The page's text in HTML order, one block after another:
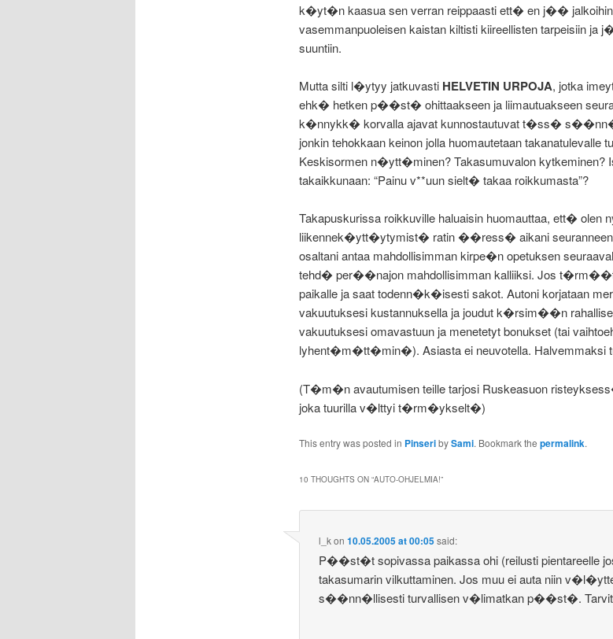
k�yt�n kaasua sen verran reippaasti ett� en j��
vasemmanpuoleisen kaistan kiltisti kiireellisten tarpeisiin ja
suuntiin.
Mutta silti l�ytyy jatkuvasti HELVETIN URPOJA, jotka
ehk� hetken p��st� ohittaakseen ja liimautuakseen
k�nnykk� korvalla ajavat kunnostautuvat t�ss�
jonkin tehokkaan keinon jolla huomautetaan
Keskisormen n�ytt�minen? Takasumuvalon kytkeminen?
takaikkunaan: “Painu v**uun sielt� takaa roikkumasta”?
Takapuskurissa roikkuville haluaisin huomauttaa, ett� olen
liikennek�ytt�ytymist� ratin ��ress� aikani
osaltani antaa mahdollisimman kirpe�n opetuksen
tehd� per��najon mahdollisimman kalliiksi. Jos t�rm��t
paikalle ja saat todenn�k�isesti sakot. Autoni korjataan
vakuutuksesi kustannuksella ja joudut k�rsim��n
vakuutuksesi omavastuun ja menetetyt bonukset (tai
lyhent�m�tt�min�). Asiasta ei neuvotella. Halvemmaksi
(T�m�n avautumisen teille tarjosi Ruskeasuon
joka tuurilla v�lttyi t�rm�ykselt�)
This entry was posted in PinseribySami. Bookmark the permalink.
10 THOUGHTS ON “AUTO-OHJELMIA!”
l_kon10.05.2005 at 00:05said:
P��st�t sopivassa paikassa ohi (reilusti pientareelle
takasumarin vilkuttaminen. Jos muu ei auta niin
s��nn�llisesti turvallisen v�limatkan p��st�.